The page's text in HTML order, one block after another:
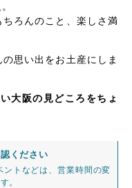
ろんのこと、楽しさ満
思い出をお土産にしま
大阪の見どころをちょ
ください
トなどは、営業時間の変
。